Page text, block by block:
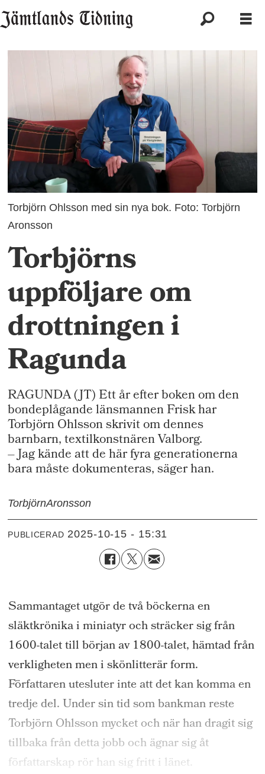
Torbjörn Ohlsson med sin nya bok. Foto: Torbjörn
Aronsson
Torbjörns
uppföljare om
drottningen i
Ragunda
RAGUNDA (JT) Ett år efter boken om den
bondeplågande länsmannen Frisk har
Torbjörn Ohlsson skrivit om dennes
barnbarn, textilkonstnären Valborg.
– Jag kände att de här fyra generationerna
bara måste dokumenteras, säger han.
TorbjörnAronsson
PUBLICERAD 2025-10-15 - 15:31
Sammantaget utgör de två böckerna en
släktkrönika i miniatyr och sträcker sig från
1600-talet till början av 1800-talet, hämtad från
verkligheten men i skönlitterär form.
Författaren utesluter inte att det kan komma en
tredje del. Under sin tid som bankman reste
Torbjörn Ohlsson mycket och när han dragit sig
tillbaka från detta jobb och ägnar sig åt
författarskap rör han sig fritt i länet.